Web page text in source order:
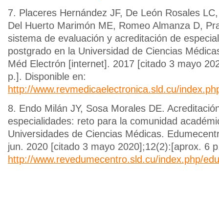
7. Placeres Hernández JF, De León Rosales
Del Huerto Marimón ME, Romeo Almanza D,
sistema de evaluación y acreditación de
postgrado en la Universidad de Ciencias
Méd Electrón [internet]. 2017 [citado 3 mayo
p.]. Disponible en:
http://www.revmedicaelectronica.sld.cu/
8. Endo Milán JY, Sosa Morales DE.
especialidades: reto para la comunidad
Universidades de Ciencias Médicas.
jun. 2020 [citado 3 mayo 2020];12(2):[aprox. 6
http://www.revedumecentro.sld.cu/index.php/